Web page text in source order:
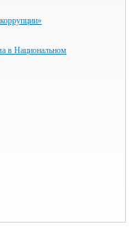
в Национальном